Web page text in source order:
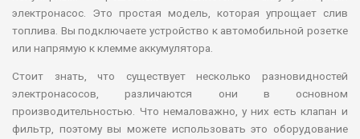
электронасос. Это простая модель, которая упрощает слив
топлива. Вы подключаете устройство к автомобильной розетке
или напрямую к клемме аккумулятора.
Стоит знать, что существует несколько разновидностей
электронасосов, различаются они в основном
производительностью. Что немаловажно, у них есть клапан и
фильтр, поэтому вы можете использовать это оборудование